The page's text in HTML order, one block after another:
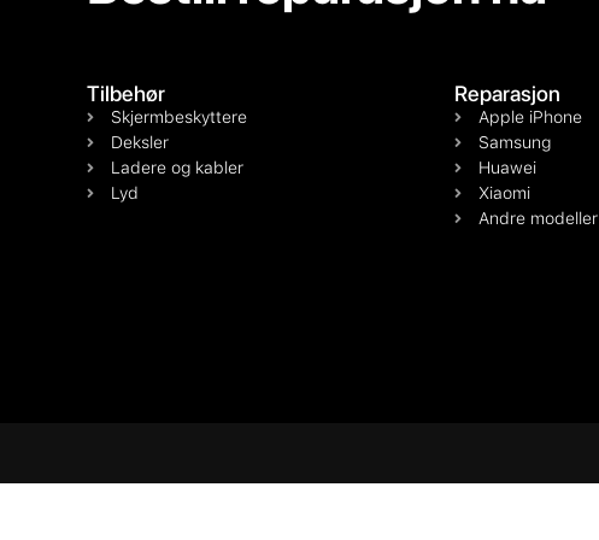
Tilbehør
Skjermbeskyttere
Deksler
Ladere og kabler
Lyd
Reparasjon
Apple iPhone
Samsung
Huawei
Xiaomi
Andre modeller